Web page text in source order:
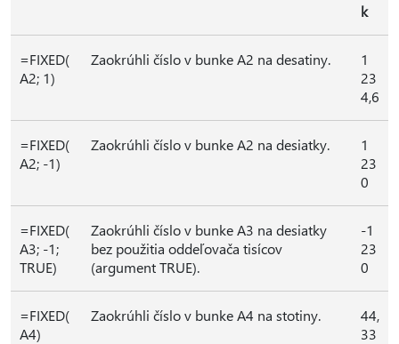
k
=FIXED(
A2; 1)
Zaokrúhli číslo v bunke A2 na desatiny.
1
23
4,6
=FIXED(
A2; -1)
Zaokrúhli číslo v bunke A2 na desiatky.
1
23
0
=FIXED(
A3; -1;
TRUE)
Zaokrúhli číslo v bunke A3 na desiatky
bez použitia oddeľovača tisícov
(argument TRUE).
-1
23
0
=FIXED(
A4)
Zaokrúhli číslo v bunke A4 na stotiny.
44,
33